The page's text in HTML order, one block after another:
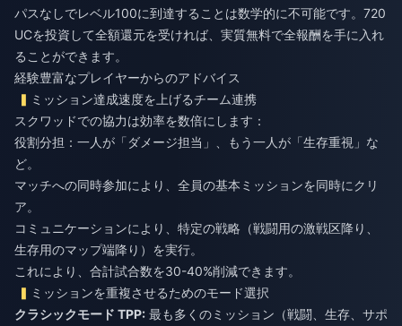
パスなしでレベル100に到達することは数学的に不可能です。720
UCを投資して全額還元を受ければ、実質無料で全報酬を手に入れ
ることができます。
経験豊富なプレイヤーからのアドバイス
ミッション達成速度を上げるチーム連携
スクワッドでの協力は効率を数倍にします：
役割分担：一人が「ダメージ担当」、もう一人が「生存重視」な
ど。
マッチへの同時参加により、全員の基本ミッションを同時にクリ
ア。
コミュニケーションにより、特定の戦略（戦闘用の激戦区降り、
生存用のマップ端降り）を実行。
これにより、合計試合数を30-40%削減できます。
ミッションを重複させるためのモード選択
クラシックモード TPP: 最も多くのミッション（戦闘、生存、サポ